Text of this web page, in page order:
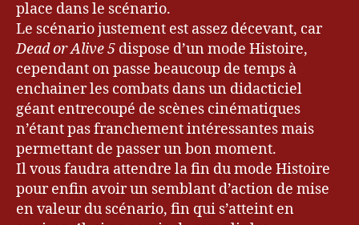
place dans le scénario.
Le scénario justement est assez décevant, car
Dead or Alive 5 dispose d’un mode Histoire,
cependant on passe beaucoup de temps à
enchainer les combats dans un didacticiel
géant entrecoupé de scènes cinématiques
n’étant pas franchement intéressantes mais
permettant de passer un bon moment.
Il vous faudra attendre la fin du mode Histoire
pour enfin avoir un semblant d’action de mise
en valeur du scénario, fin qui s’atteint en